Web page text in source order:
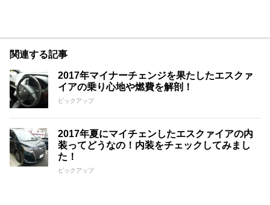
関連する記事
2017年マイナーチェンジを果たしたエスクァ
イアの乗り心地や燃費を解剖！
ピックアップ
2017年夏にマイチェンしたエスクァイアの内
装ってどうなの！内装をチェックしてみまし
た！
ピックアップ